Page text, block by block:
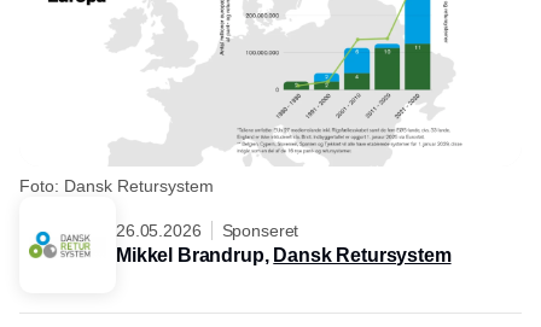
Foto: Dansk Retursystem
26.05.2026 Sponseret
Mikkel Brandrup, Dansk Retursystem